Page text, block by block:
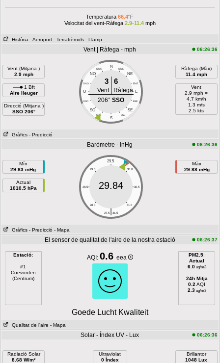
Temperatura66.4°F
Velocitat del vent-Ràfega 2.9-11.4mph
Història - Aeroport - Terratrèmols - Llamp
Vent | Ràfega - mph 06:26:36
Vent (Mitjana )
2.9 mph
1 Bft
Aire lleuger
Direcció (Mitjana )
SSO 206°
N
NNO NNE
NO NE
ONO ENE
O E
OSO ESE
SO SE
SSO SSE
S
3 6
Vent
Ràfega
206° SSO
Ràfega (Màx)
11.4 mph
Vent
2.9 mph =
4.7 km/h
1.3 m/s
2.5 kts
Gràfics - Predicció
Baròmetre - inHg 06:26:36
Mín
29.83 inHg
Actual
1010.5 hPa
29.5
29.0 30.0
28.5 30.5
28.0 31.0
|
27.5 31.5
29.84
Màx
29.88 inHg
Gràfics - Predicció - Mapa
El sensor de qualitat de l'aire de la nostra estació 06:26:37
Estació:
#1
Coevorden
(Centrum)
AQI: 0.6 eea PM2.5:
Actual
6.0ug/m3
24h Mitja
0.2 AQI
2.3ug/m3
Goede Lucht Kwaliteit
Qualitat de l'aire - Mapa
Solar - Índex UV - Lux 06:26:36
Radiació Solar
8.68 W/m²
Ultraviolat
0 Índex
Brillantor
1048 Lux